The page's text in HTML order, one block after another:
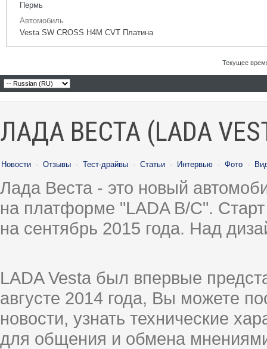
Пермь
Автомобиль
Vesta SW CROSS H4M CVT Платина
Текущее
ЛАДА ВЕСТА (LADA
Новости · Отзывы · Тест-драйвы · Статьи · Интервью · Фото ·
Лада Веста - это новый
на платформе "LADA B/C".
на сентябрь 2015 года. Над
LADA Vesta был впервые
августе 2014 года, Вы можете
новости, узнать технические
для общения и обмена